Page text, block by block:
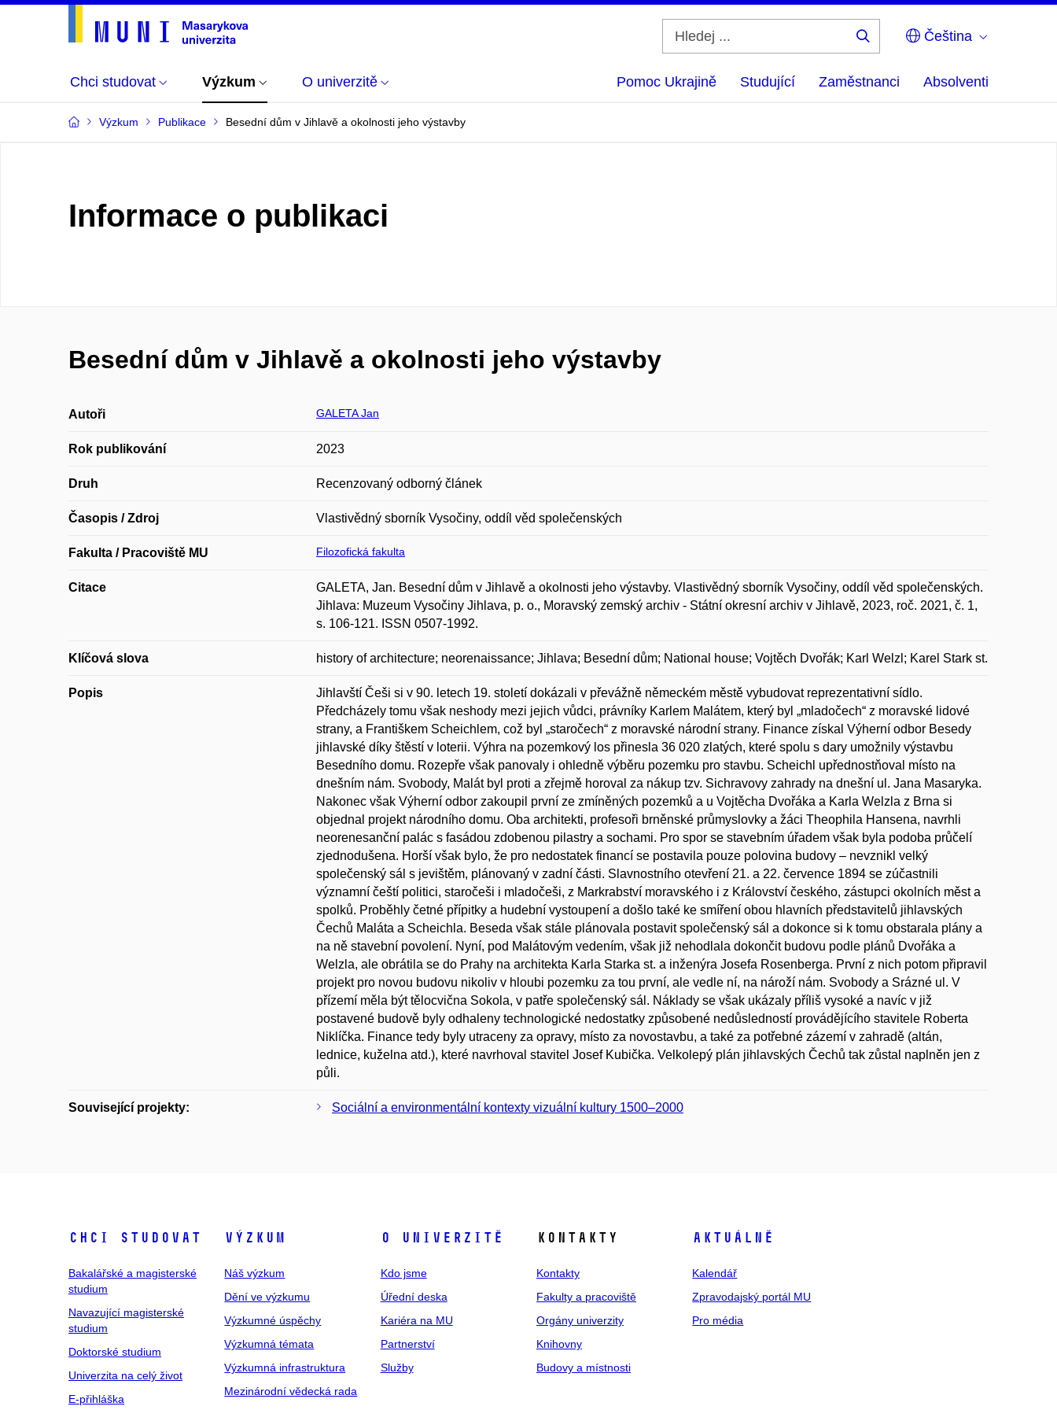
Čeština
Chci studovat Výzkum O univerzitě Pomoc Ukrajině Studující Zaměstnanci Absolventi
Výzkum Publikace Besední dům v Jihlavě a okolnosti jeho výstavby
Informace o publikaci
Besední dům v Jihlavě a okolnosti jeho výstavby
Autoři GALETA Jan
Rok publikování 2023
Druh Recenzovaný odborný článek
Časopis / Zdroj Vlastivědný sborník Vysočiny, oddíl věd společenských
Fakulta / Pracoviště MU Filozofická fakulta
Citace
GALETA, Jan. Besední dům v Jihlavě a okolnosti jeho výstavby. Vlastivědný sborník Vysočiny, oddíl věd společenských.
Jihlava: Muzeum Vysočiny Jihlava, p. o., Moravský zemský archiv - Státní okresní archiv v Jihlavě, 2023, roč. 2021, č. 1,
s. 106-121. ISSN 0507-1992.
Klíčová slova history of architecture; neorenaissance; Jihlava; Besední dům; National house; Vojtěch Dvořák; Karl Welzl; Karel Stark st.
Popis
Jihlavští Češi si v 90. letech 19. století dokázali v převážně německém městě vybudovat reprezentativní sídlo.
Předcházely tomu však neshody mezi jejich vůdci, právníky Karlem Malátem, který byl „mladočech“ z moravské lidové
strany, a Františkem Scheichlem, což byl „staročech“ z moravské národní strany. Finance získal Výherní odbor Besedy
jihlavské díky štěstí v loterii. Výhra na pozemkový los přinesla 36 020 zlatých, které spolu s dary umožnily výstavbu
Besedního domu. Rozepře však panovaly i ohledně výběru pozemku pro stavbu. Scheichl upřednostňoval místo na
dnešním nám. Svobody, Malát byl proti a zřejmě horoval za nákup tzv. Sichravovy zahrady na dnešní ul. Jana Masaryka.
Nakonec však Výherní odbor zakoupil první ze zmíněných pozemků a u Vojtěcha Dvořáka a Karla Welzla z Brna si
objednal projekt národního domu. Oba architekti, profesoři brněnské průmyslovky a žáci Theophila Hansena, navrhli
neorenesanční palác s fasádou zdobenou pilastry a sochami. Pro spor se stavebním úřadem však byla podoba průčelí
zjednodušena. Horší však bylo, že pro nedostatek financí se postavila pouze polovina budovy – nevznikl velký
společenský sál s jevištěm, plánovaný v zadní části. Slavnostního otevření 21. a 22. července 1894 se zúčastnili
významní čeští politici, staročeši i mladočeši, z Markrabství moravského i z Království českého, zástupci okolních měst a
spolků. Proběhly četné přípitky a hudební vystoupení a došlo také ke smíření obou hlavních představitelů jihlavských
Čechů Maláta a Scheichla. Beseda však stále plánovala postavit společenský sál a dokonce si k tomu obstarala plány a
na ně stavební povolení. Nyní, pod Malátovým vedením, však již nehodlala dokončit budovu podle plánů Dvořáka a
Welzla, ale obrátila se do Prahy na architekta Karla Starka st. a inženýra Josefa Rosenberga. První z nich potom připravil
projekt pro novou budovu nikoliv v hloubi pozemku za tou první, ale vedle ní, na nároží nám. Svobody a Srázné ul. V
přízemí měla být tělocvična Sokola, v patře společenský sál. Náklady se však ukázaly příliš vysoké a navíc v již
postavené budově byly odhaleny technologické nedostatky způsobené nedůsledností provádějícího stavitele Roberta
Niklíčka. Finance tedy byly utraceny za opravy, místo za novostavbu, a také za potřebné zázemí v zahradě (altán,
lednice, kuželna atd.), které navrhoval stavitel Josef Kubička. Velkolepý plán jihlavských Čechů tak zůstal naplněn jen z
půli.
Související projekty: Sociální a environmentální kontexty vizuální kultury 1500–2000
Chci studovat
Bakalářské a magisterské
studium
Navazující magisterské
studium
Doktorské studium
Univerzita na celý život
E-přihláška
Výzkum
Náš výzkum
Dění ve výzkumu
Výzkumné úspěchy
Výzkumná témata
Výzkumná infrastruktura
Mezinárodní vědecká rada
O univerzitě
Kdo jsme
Úřední deska
Kariéra na MU
Partnerství
Služby
Kontakty
Kontakty
Fakulty a pracoviště
Orgány univerzity
Knihovny
Budovy a místnosti
Aktuálně
Kalendář
Zpravodajský portál MU
Pro média